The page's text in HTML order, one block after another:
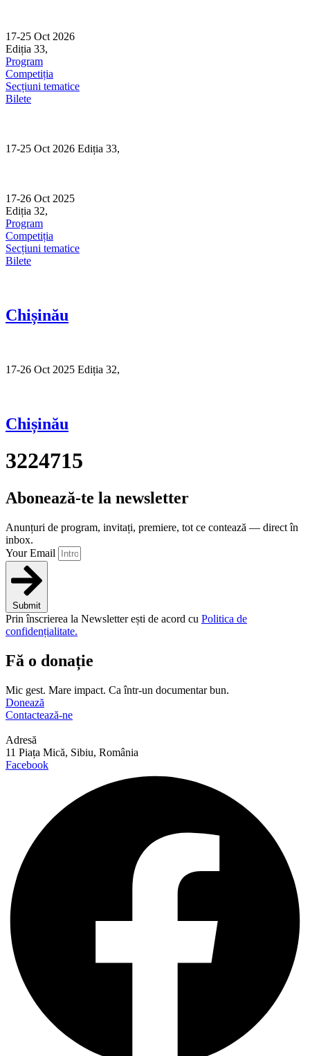
content
17-25 Oct 2026
Ediția 33,
Program
Competiția
Secțiuni tematice
Bilete
17-25 Oct 2026 Ediția 33,
17-26 Oct 2025
Ediția 32,
Program
Competiția
Secțiuni tematice
Bilete
Chișinău
17-26 Oct 2025 Ediția 32,
Chișinău
3224715
Abonează-te la newsletter
Anunțuri de program, invitați, premiere, tot ce contează — direct în
inbox.
Your Email
Submit
Prin înscrierea la Newsletter ești de acord cu Politica de
confidențialitate.
Fă o donație
Mic gest. Mare impact. Ca într-un documentar bun.
Donează
Contactează-ne
Adresă
11 Piața Mică, Sibiu, România
Facebook